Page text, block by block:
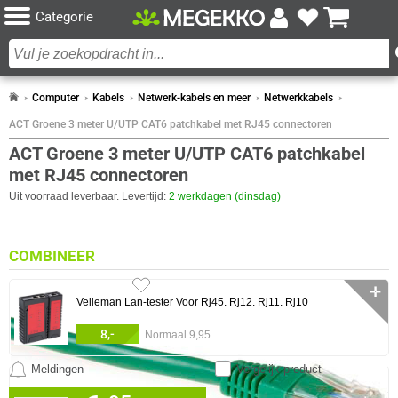
Categorie
Computer Kabels Netwerk-kabels en meer Netwerkkabels
ACT Groene 3 meter U/UTP CAT6 patchkabel met RJ45 connectoren
ACT Groene 3 meter U/UTP CAT6 patchkabel
met RJ45 connectoren
Uit voorraad leverbaar. Levertijd: 2 werkdagen (dinsdag)
Vergelijk product
Meldingen
COMBINEER
Velleman Lan-tester Voor Rj45. Rj12. Rj11. Rj10
8,- Normaal 9,95
✛
0 artikelen geselecteerd